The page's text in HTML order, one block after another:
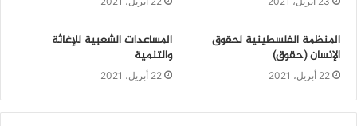
المنظمة الفلسطينية لحقوق
الإنسان (حقوق)
22 أبريل، 2021
المساعدات الشعبية للإغاثة
والتنمية
22 أبريل، 2021